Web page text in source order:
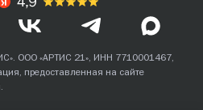
ООО «АРТИС 21», ИНН 7710001467,
предоставленная на сайте